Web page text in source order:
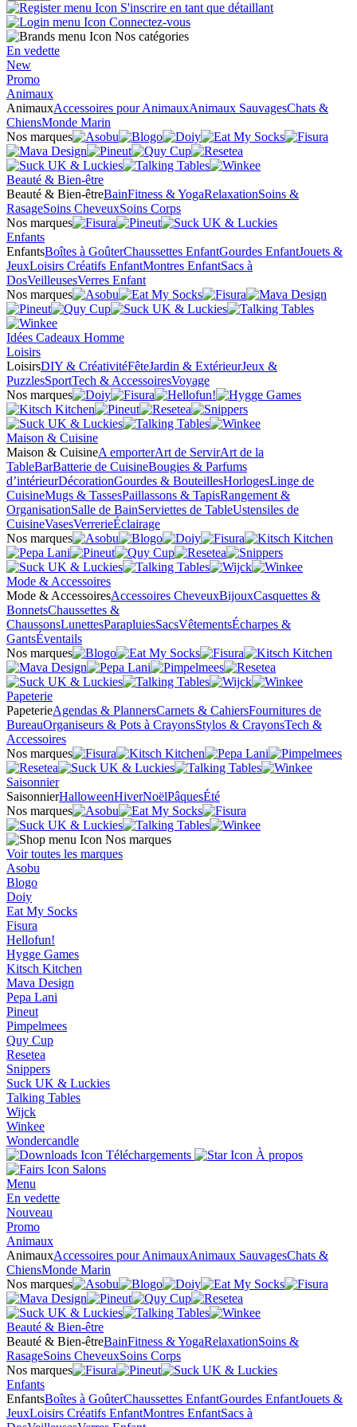
S'inscrire en tant que détaillant
Connectez-vous
Nos catégories
En vedette
New
Promo
Animaux
AnimauxAccessoires pour AnimauxAnimaux SauvagesChats &
ChiensMonde Marin
Nos marques
Beauté & Bien-être
Beauté & Bien-êtreBainFitness & YogaRelaxationSoins &
RasageSoins CheveuxSoins Corps
Nos marques
Enfants
EnfantsBoîtes à GoûterChaussettes EnfantGourdes EnfantJouets &
JeuxLoisirs Créatifs EnfantMontres EnfantSacs à
DosVeilleusesVerres Enfant
Nos marques
Idées Cadeaux Homme
Loisirs
LoisirsDIY & CréativitéFêteJardin & ExtérieurJeux &
PuzzlesSportTech & AccessoiresVoyage
Nos marques
Maison & Cuisine
Maison & CuisineA emporterArt de ServirArt de la
TableBarBatterie de CuisineBougies & Parfums
d’intérieurDécorationGourdes & BouteillesHorlogesLinge de
CuisineMugs & TassesPaillassons & TapisRangement &
OrganisationSalle de BainServiettes de TableUstensiles de
CuisineVasesVerrerieÉclairage
Nos marques
Mode & Accessoires
Mode & AccessoiresAccessoires CheveuxBijouxCasquettes &
BonnetsChaussettes &
ChaussonsLunettesParapluiesSacsVêtementsÉcharpes &
GantsÉventails
Nos marques
Papeterie
PapeterieAgendas & PlannersCarnets & CahiersFournitures de
BureauOrganiseurs & Pots à CrayonsStylos & CrayonsTech &
Accessoires
Nos marques
Saisonnier
SaisonnierHalloweenHiverNoëlPâquesÉté
Nos marques
Nos marques
Voir toutes les marques
Asobu
Blogo
Doiy
Eat My Socks
Fisura
Hellofun!
Hygge Games
Kitsch Kitchen
Mava Design
Pepa Lani
Pineut
Pimpelmees
Quy Cup
Resetea
Snippers
Suck UK & Luckies
Talking Tables
Wijck
Winkee
Wondercandle
Téléchargements
À propos
Salons
Menu
En vedette
Nouveau
Promo
Animaux
AnimauxAccessoires pour AnimauxAnimaux SauvagesChats &
ChiensMonde Marin
Nos marques
Beauté & Bien-être
Beauté & Bien-êtreBainFitness & YogaRelaxationSoins &
RasageSoins CheveuxSoins Corps
Nos marques
Enfants
EnfantsBoîtes à GoûterChaussettes EnfantGourdes EnfantJouets &
JeuxLoisirs Créatifs EnfantMontres EnfantSacs à